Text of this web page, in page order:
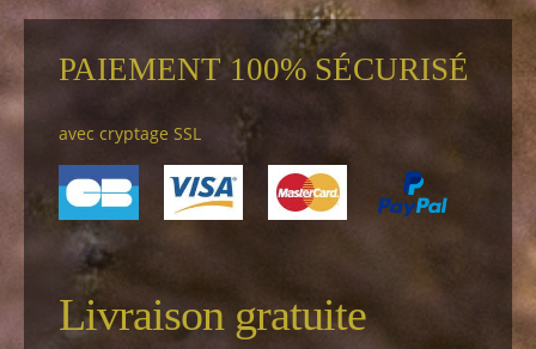
PAIEMENT 100% SÉCURISÉ
avec cryptage SSL
Livraison gratuite